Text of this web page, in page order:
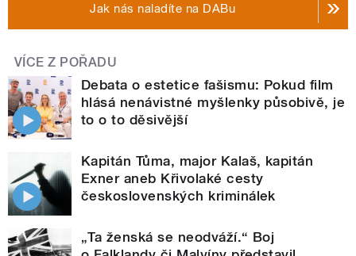
Jak nás naladíte na DABu
VÍCE Z POŘADU
Debata o estetice fašismu: Pokud film
hlásá nenávistné myšlenky působivě, je
to o to děsivější
Kapitán Tůma, major Kalaš, kapitán
Exner aneb Křivolaké cesty
československých kriminálek
„Ta ženská se neodváží.“ Boj